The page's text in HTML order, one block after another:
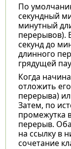
По
секундный
минутный
перерывов).
секунд до
длинного
грядущей
Когда
отложить
перерыва)
Затем, по
промежутка
перерыв.
на ссылку в
сочетание